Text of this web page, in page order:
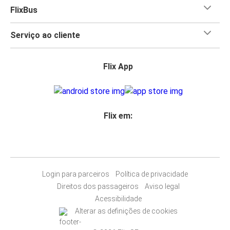
FlixBus
Serviço ao cliente
Flix App
Flix em:
Login para parceiros
Política de privacidade
Direitos dos passageiros
Aviso legal
Acessibilidade
Alterar as definições de cookies